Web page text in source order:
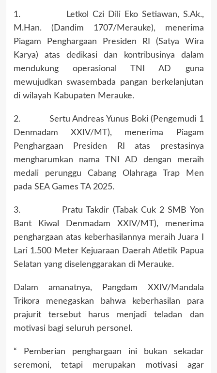
1. Letkol Czi Dili Eko Setiawan, S.Ak.,
M.Han. (Dandim 1707/Merauke), menerima
Piagam Penghargaan Presiden RI (Satya Wira
Karya) atas dedikasi dan kontribusinya dalam
mendukung operasional TNI AD guna
mewujudkan swasembada pangan berkelanjutan
di wilayah Kabupaten Merauke.
2. Sertu Andreas Yunus Boki (Pengemudi 1
Denmadam XXIV/MT), menerima Piagam
Penghargaan Presiden RI atas prestasinya
mengharumkan nama TNI AD dengan meraih
medali perunggu Cabang Olahraga Trap Men
pada SEA Games TA 2025.
3. Pratu Takdir (Tabak Cuk 2 SMB Yon
Bant Kiwal Denmadam XXIV/MT), menerima
penghargaan atas keberhasilannya meraih Juara I
Lari 1.500 Meter Kejuaraan Daerah Atletik Papua
Selatan yang diselenggarakan di Merauke.
Dalam amanatnya, Pangdam XXIV/Mandala
Trikora menegaskan bahwa keberhasilan para
prajurit tersebut harus menjadi teladan dan
motivasi bagi seluruh personel.
“ Pemberian penghargaan ini bukan sekadar
seremoni, tetapi merupakan motivasi agar